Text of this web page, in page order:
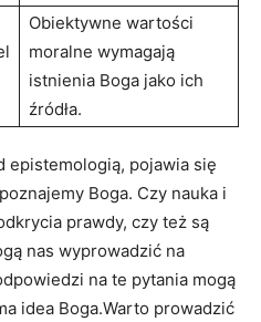
Obiektywne wartości
moralne wymagają
⁢istnienia Boga jako ich
źródła.
epistemologią, pojawia się
‌Boga.⁤ Czy nauka i
prawdy, czy też są⁣
nas wyprowadzić⁤ na
na ‌te pytania mogą
idea Boga.Warto⁣ prowadzić